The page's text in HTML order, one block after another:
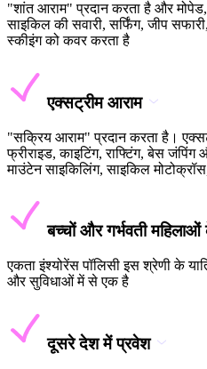
"शांत आराम" प्रदान करता है और
साइकिल की सवारी, सर्फिंग, जीप सफारी,
स्कीइंग को कवर करता है
एक्सट्रीम आराम
"सक्रिय आराम" प्रदान करता है।
फ्रीराइड, काइटिंग, राफ्टिंग, बेस जंपिंग
माउंटेन साइकिलिंग, साइकिल
बच्चों और गर्भवती
एकता इंश्योरेंस पॉलिसी इस श्रेणी के
और सुविधाओं में से एक है
दूसरे देश में प्रवेश